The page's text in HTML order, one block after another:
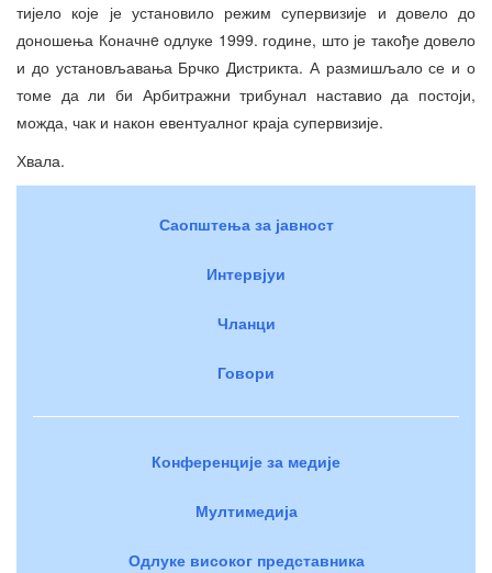
тијело које је установило режим супервизије и довело до
доношења Коначнe одлуке 1999. године, што је такође довело
и до установљавања Брчко Дистрикта. А размишљало се и о
томе да ли би Арбитражни трибунал наставио да постоји,
можда, чак и након евентуалног краја супервизије.
Хвала.
Саопштења за јавност
Интервјуи
Чланци
Говори
Конференције за медије
Мултимедија
Одлуке високог представника